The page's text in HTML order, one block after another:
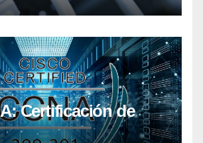
Certificación de